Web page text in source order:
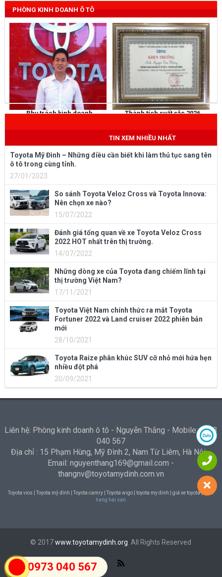
0973 040 567
PHÒNG KINH DOANH Ô TÔ
Phụ trách kinh doanh Thành tích suất sắc 2026
TIN XEM NHIỀU NHẤT
Toyota Mỹ Đình – Những điều cần biết khi làm thủ tục sang tên
ô tô trong cùng tỉnh.
27/01/2023
So sánh Toyota Veloz Cross và Toyota Innova:
Nên chọn xe nào?
15/07/2022
Đánh giá tổng quan về xe Toyota Veloz Cross
2022 HOT nhất trên thị trường.
14/07/2022
Những dòng xe của Toyota đang chiếm lĩnh tại
thị trường Việt Nam?
17/11/2021
Toyota Việt Nam chính thức ra mắt Toyota
Fortuner 2022 và Land cruiser 2022 phiên bản
mới
28/10/2021
Toyota Raize phân khúc SUV cỡ nhỏ mới hứa hẹn
nhiều đột phá
20/09/2021
Liên hệ: Phòng kinh doanh ô tô - Nguyễn Thắng - Mobile: 0973
040 567
Địa chỉ : 15 Phạm Hùng, Mỹ Đình 2, Nam Từ Liêm, Hà Nội -
Email: nguyenthang169@gmail.com -
thangnv@toyotamydinh.com.vn
Toyota vios | Toyota mỹ đình | Toyota camry | Toyota wigo | toyota my dinh | giá xe toyota |
Nha
hang hai san
© 2017www.toyotamydinh.org . All Rights Reserved